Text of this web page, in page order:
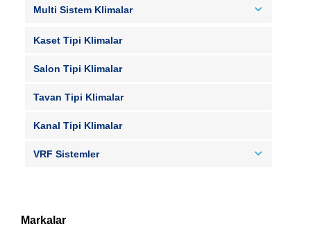
Multi Sistem Klimalar
Kaset Tipi Klimalar
Salon Tipi Klimalar
Tavan Tipi Klimalar
Kanal Tipi Klimalar
VRF Sistemler
Markalar